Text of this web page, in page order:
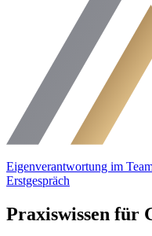
Eigenverantwortung im
Erstgespräch
Praxiswissen für